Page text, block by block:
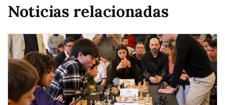
Noticias relacionadas